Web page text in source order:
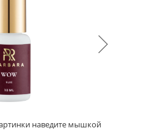
наведите мышкой